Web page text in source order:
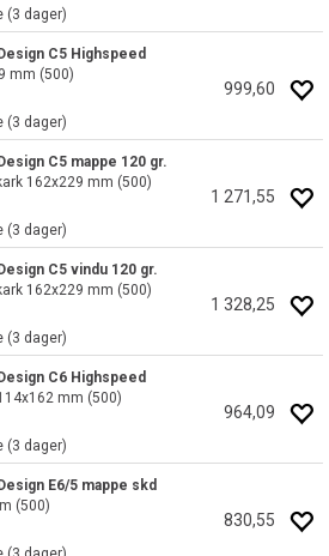
(3 dager)
C5 Highspeed
mm (500)
(3 dager)
999,60
C5 mappe 120 gr.
162x229 mm (500)
(3 dager)
1 271,55
C5 vindu 120 gr.
162x229 mm (500)
(3 dager)
1 328,25
C6 Highspeed
mm (500)
(3 dager)
964,09
E6/5 mappe skd
(500)
830,55